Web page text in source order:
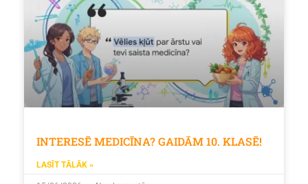
INTERESĒ MEDICĪNA? GAIDĀM 10. KLASĒ!
LASĪT TĀLĀK »